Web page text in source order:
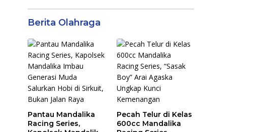
Berita Olahraga
Pantau Mandalika
Racing Series,
Pecah Telur di Kelas
600cc Mandalika